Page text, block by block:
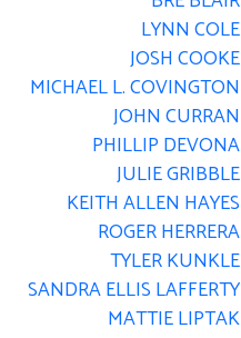
LYNN COLE
JOSH COOKE
MICHAEL L. COVINGTON
JOHN CURRAN
PHILLIP DEVONA
JULIE GRIBBLE
KEITH ALLEN HAYES
ROGER HERRERA
TYLER KUNKLE
SANDRA ELLIS LAFFERTY
MATTIE LIPTAK